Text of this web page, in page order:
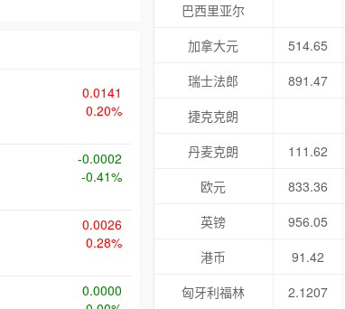
0.0141
0.20%
-0.0002
-0.41%
0.0026
0.28%
0.0000
巴西里亚尔
加拿大元
514.65
瑞士法郎
891.47
捷克克朗
丹麦克朗
111.62
欧元
833.36
英镑
956.05
港币
91.42
匈牙利福林
2.1207